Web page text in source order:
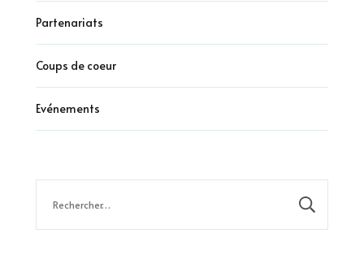
Partenariats
Coups de coeur
Evénements